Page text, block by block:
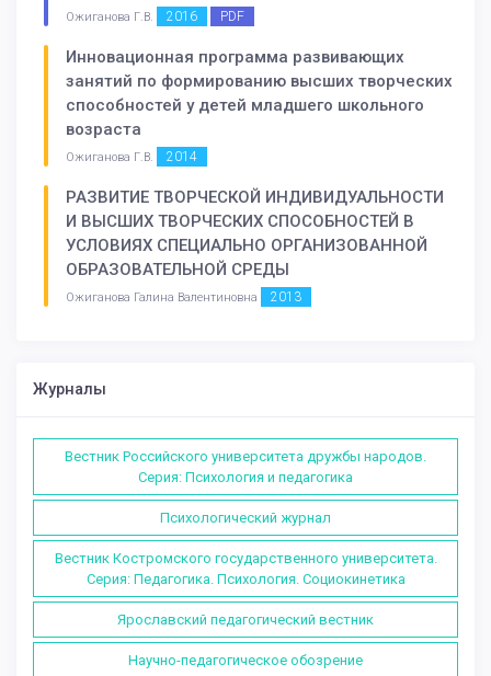
Ожиганова Г.В. 2016 PDF
Инновационная программа развивающих
занятий по формированию высших творческих
способностей у детей младшего школьного
возраста
Ожиганова Г.В. 2014
РАЗВИТИЕ ТВОРЧЕСКОЙ ИНДИВИДУАЛЬНОСТИ
И ВЫСШИХ ТВОРЧЕСКИХ СПОСОБНОСТЕЙ В
УСЛОВИЯХ СПЕЦИАЛЬНО ОРГАНИЗОВАННОЙ
ОБРАЗОВАТЕЛЬНОЙ СРЕДЫ
Ожиганова Галина Валентиновна 2013
Журналы
Вестник Российского университета дружбы народов.
Серия: Психология и педагогика
Психологический журнал
Вестник Костромского государственного университета.
Серия: Педагогика. Психология. Социокинетика
Ярославский педагогический вестник
Научно-педагогическое обозрение